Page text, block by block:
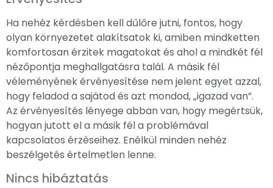
Ha nehéz kérdésben kell dűlőre jutni, fontos, hogy
olyan környezetet alakítsatok ki, amiben mindketten
komfortosan érzitek magatokat és ahol a mindkét fél
nézőpontja meghallgatásra talál. A másik fél
véleményének érvényesítése nem jelent egyet azzal,
hogy feladod a sajátod és azt mondod, „igazad van”.
Az érvényesítés lényege abban van, hogy megértsük,
hogyan jutott el a másik fél a problémával
kapcsolatos érzéseihez. Enélkül minden nehéz
beszélgetés értelmetlen lenne.
Nincs hibáztatás